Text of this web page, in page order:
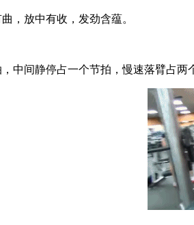
放中有收，发劲含蕴。
间静停占一个节拍，慢速落臂占两